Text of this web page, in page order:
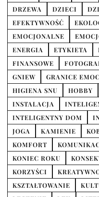
DRZEWA
DZIECI
EFEKTYWNOŚĆ
EMOCJONALNE
ENERGIA
ETYKIETA
FINANSOWE
GNIEW
GRANICE
HIGIENA SNU
HOBBY
INSTALACJA
INTELIGENTNY DOM
JOGA
KAMIENIE
KOMFORT
KONIEC ROKU
KORZYŚCI
KSZTAŁTOWANIE